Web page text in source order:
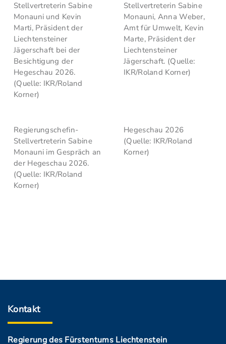
Stellvertreterin Sabine
Monauni und Kevin
Marti, Präsident der
Liechtensteiner
Jägerschaft bei der
Besichtigung der
Hegeschau 2026.
(Quelle: IKR/Roland
Korner)
Stellvertreterin Sabine
Monauni, Anna Weber,
Amt für Umwelt, Kevin
Marte, Präsident der
Liechtensteiner
Jägerschaft. (Quelle:
IKR/Roland Korner)
Regierungschefin-
Stellvertreterin Sabine
Monauni im Gespräch an
der Hegeschau 2026.
(Quelle: IKR/Roland
Korner)
Hegeschau 2026
(Quelle: IKR/Roland
Korner)
Kontakt
Regierung des Fürstentums Liechtenstein